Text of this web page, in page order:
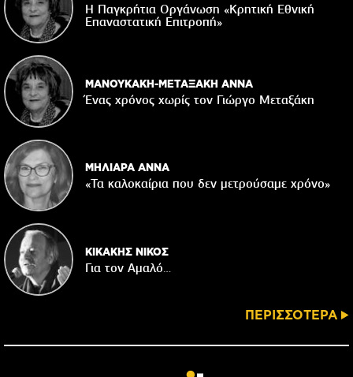
Η Παγκρήτια Οργάνωση «Κρητική Εθνική
Επαναστατική Eπιτροπή»
ΜΑΝΟΥΚΑΚΗ-ΜΕΤΑΞΑΚΗ ΑΝΝΑ
Ένας χρόνος χωρίς τον Γιώργο Μεταξάκη
ΜΗΛΙΑΡΑ ΑΝΝΑ
«Τα καλοκαίρια που δεν μετρούσαμε χρόνο»
ΚΙΚΑΚΗΣ ΝΙΚΟΣ
Για τον Αμαλό…
ΠΕΡΙΣΣΟΤΕΡΑ